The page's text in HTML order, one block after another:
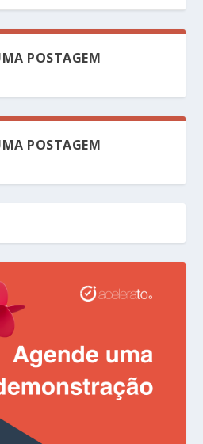
POSTAGEM
POSTAGEM